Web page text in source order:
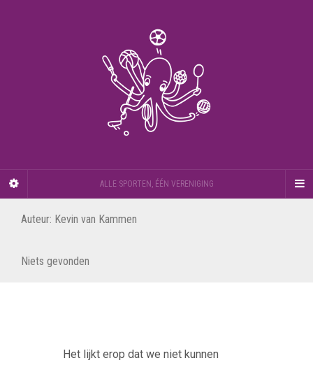
ALLE SPORTEN, ÉÉN VERENIGING
Auteur: Kevin van Kammen
Niets gevonden
Het lijkt erop dat we niet kunnen